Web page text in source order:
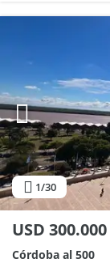
1/30
USD 300.000
Córdoba al 500